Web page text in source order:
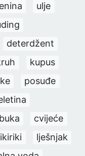
ulje
deterdžent
kupus
posuđe
cvijeće
lješnjak